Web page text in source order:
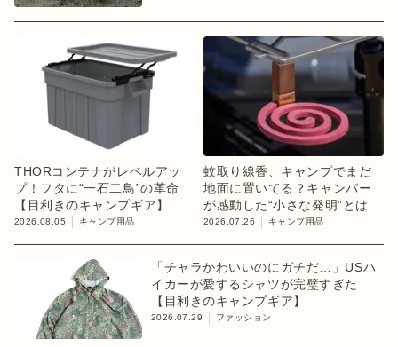
THORコンテナがレベルアッ
プ！フタに“一石二鳥”の革命
【目利きのキャンプギア】
2026.08.05 キャンプ用品
蚊取り線香、キャンプでまだ
地面に置いてる？キャンパー
が感動した“小さな発明”とは
2026.07.26 キャンプ用品
「チャラかわいいのにガチだ…」USハ
イカーが愛するシャツが完璧すぎた
【目利きのキャンプギア】
2026.07.29 ファッション